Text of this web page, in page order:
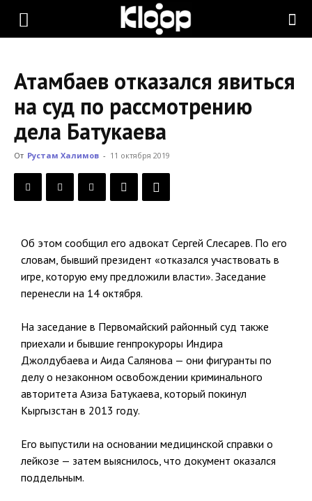
KLOOP.KG
Новости
Кыргызстана
Атамбаев отказался явиться
на суд по рассмотрению
дела Батукаева
От Рустам Халимов - 11 октября 2019
Об этом сообщил его адвокат Сергей Слесарев. По его
словам, бывший президент «отказался участвовать в
игре, которую ему предложили власти». Заседание
перенесли на 14 октября.
На заседание в Первомайский районный суд также
приехали и бывшие генпрокуроры Индира
Джолдубаева и Аида Салянова — они фигуранты по
делу о незаконном освобождении криминального
авторитета Азиза Батукаева, который покинул
Кыргызстан в 2013 году.
Его выпустили на основании медицинской справки о
лейкозе — затем выяснилось, что документ оказался
поддельным.